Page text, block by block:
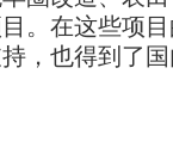
。在这些项
，也得到了